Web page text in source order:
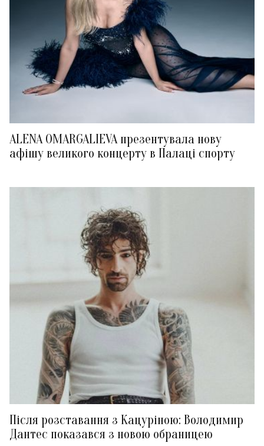
ALENA OMARGALIEVA презентувала нову
афішу великого концерту в Палаці спорту
Після розставання з Кацуріною: Володимир
Дантес показався з новою обраницею